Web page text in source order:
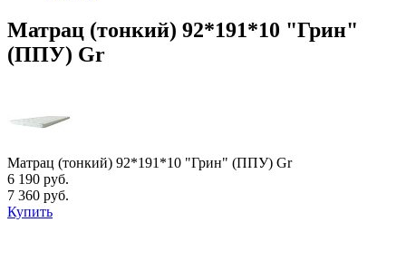
Матрац (тонкий) 92*191*10 "Грин"
(ППУ) Gr
Матрац (тонкий) 92*191*10 "Грин" (ППУ) Gr
6 190 руб.
7 360 руб.
Купить